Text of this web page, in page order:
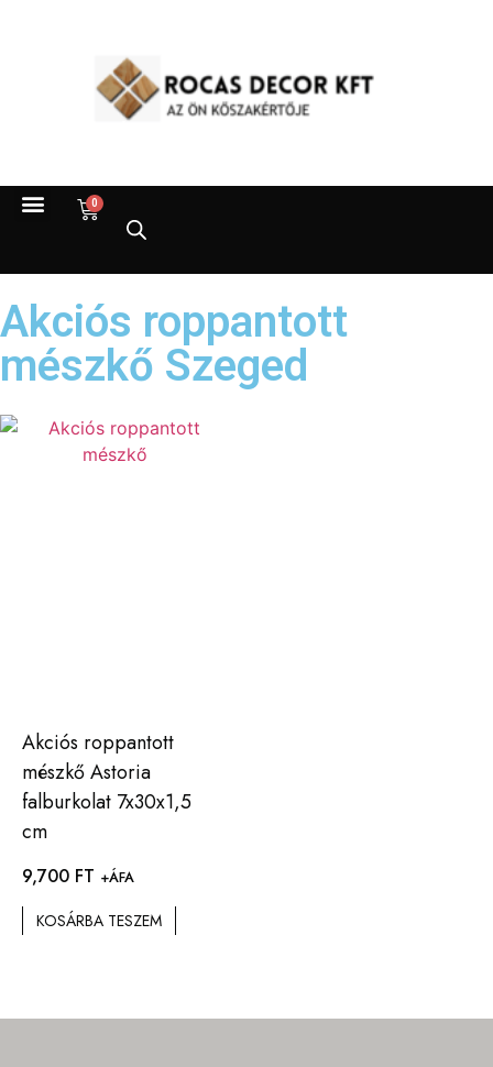
0
Akciós roppantott
mészkő Szeged
Akciós roppantott
mészkő Astoria
falburkolat 7x30x1,5
cm
9,700 FT +ÁFA
KOSÁRBA TESZEM